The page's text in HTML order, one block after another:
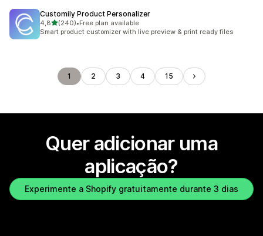
Customily Product Personalizer
4,8de 5 estrelas
(240)
240 total de avaliações
•Free plan available
Smart product customizer with live preview & print ready files
1 2 3 4 15
Quer adicionar uma
aplicação?
Experimente a Shopify gratuitamente durante 3 dias